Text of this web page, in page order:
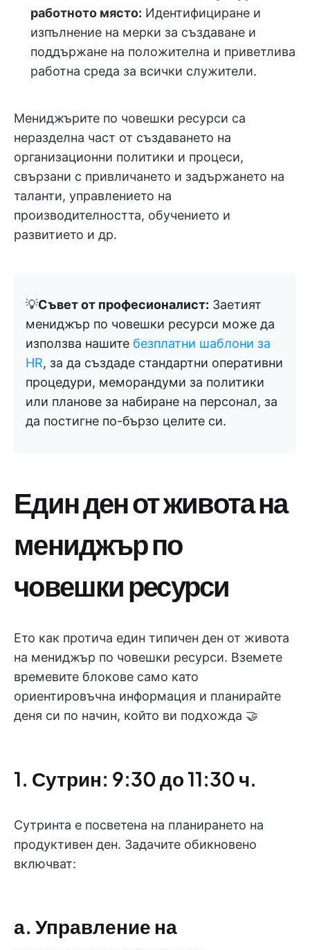
работното място: Идентифициране и
изпълнение на мерки за създаване и
поддържане на положителна и приветлива
работна среда за всички служители.
Мениджърите по човешки ресурси са
неразделна част от създаването на
организационни политики и процеси,
свързани с привличането и задържането на
таланти, управлението на
производителността, обучението и
развитието и др.
💡Съвет от професионалист: Заетият
мениджър по човешки ресурси може да
използва нашите безплатни шаблони за
HR, за да създаде стандартни оперативни
процедури, меморандуми за политики
или планове за набиране на персонал, за
да постигне по-бързо целите си.
Един ден от живота на
мениджър по
човешки ресурси
Ето как протича един типичен ден от живота
на мениджър по човешки ресурси. Вземете
времевите блокове само като
ориентировъчна информация и планирайте
деня си по начин, който ви подхожда 🤝
1. Сутрин: 9:30 до 11:30 ч.
Сутринта е посветена на планирането на
продуктивен ден. Задачите обикновено
включват:
а. Управление на